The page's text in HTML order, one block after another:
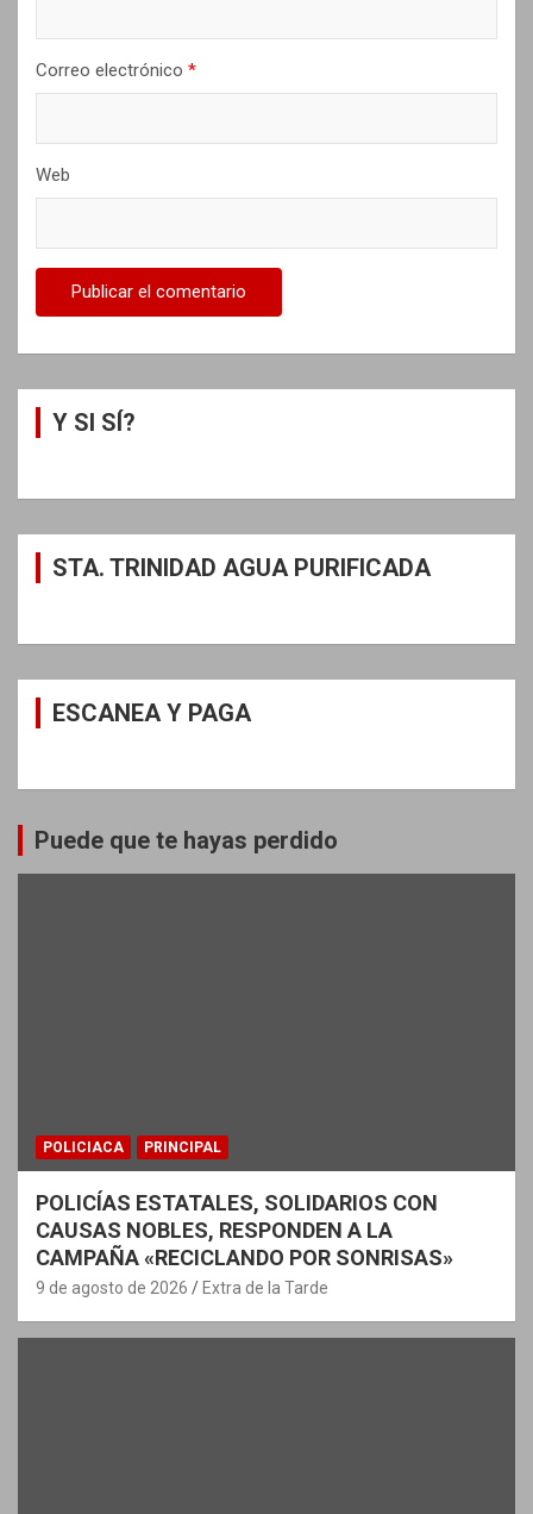
Correo electrónico *
Web
Y SI SÍ?
STA. TRINIDAD AGUA PURIFICADA
ESCANEA Y PAGA
Puede que te hayas perdido
POLICIACA PRINCIPAL
POLICÍAS ESTATALES, SOLIDARIOS CON
CAUSAS NOBLES, RESPONDEN A LA
CAMPAÑA «RECICLANDO POR SONRISAS»
9 de agosto de 2026 Extra de la Tarde